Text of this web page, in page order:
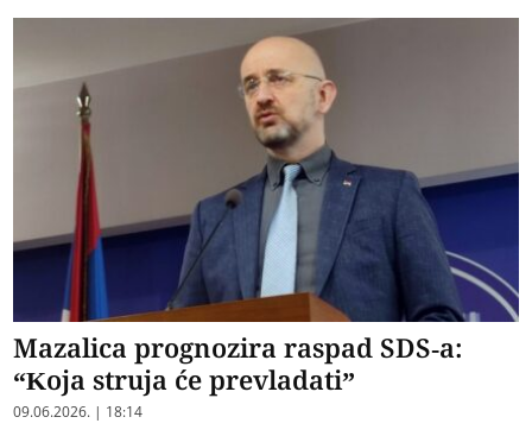
Mazalica prognozira raspad SDS-a:
“Koja struja će prevladati”
09.06.2026. | 18:14